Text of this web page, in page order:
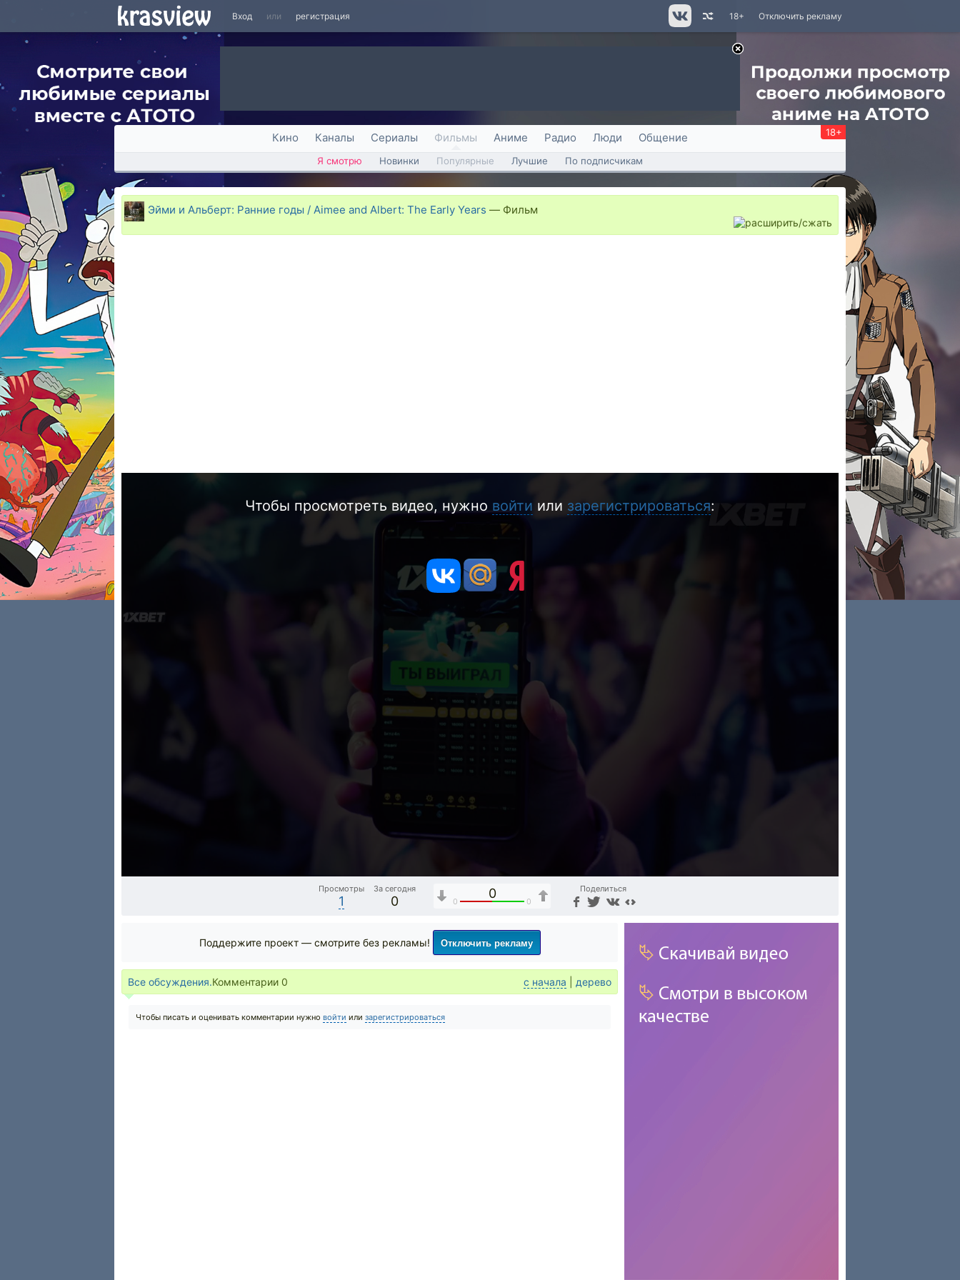
Вход или регистрация Отключить рекламу
18+
Кино Каналы Сериалы Фильмы Аниме Радио Люди Общение 18+
Я смотрю Новинки Популярные Лучшие По подписчикам
Эйми и Альберт: Ранние годы / Aimee and Albert: The Early Years — Фильм
Чтобы просмотреть видео, нужно войти или зарегистрироваться:
Просмотры
1
За сегодня
0
0
0 0
Поделиться
Поддержите проект — смотрите без рекламы! Отключить рекламу
Все обсуждения.Комментарии 0 с начала дерево
Чтобы писать и оценивать комментарии нужно войти или зарегистрироваться